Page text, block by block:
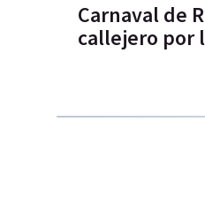
Carnaval de
callejero por